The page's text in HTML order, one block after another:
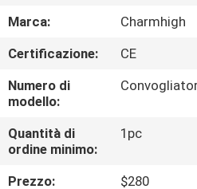
NOI
VISITA
ALLA
FABBRICA
CONTROLLO
Marca:
Charmhigh
Certificazione:
CE
Numero di
modello:
Quantità di
ordine minimo:
1pc
Prezzo:
$280